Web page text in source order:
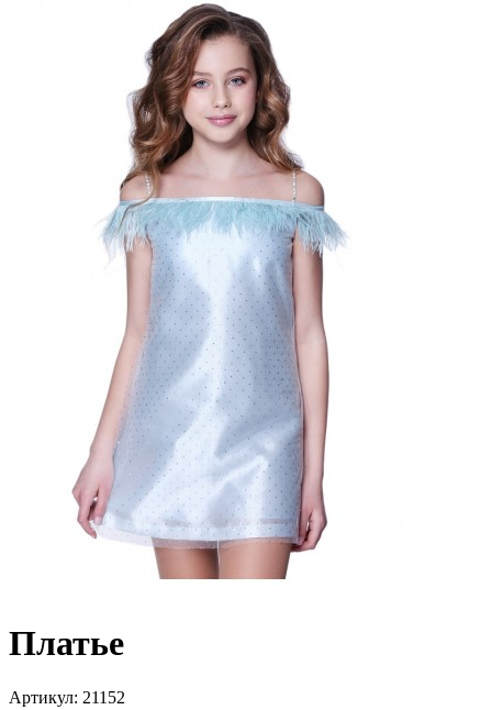
Платье
Артикул: 21152